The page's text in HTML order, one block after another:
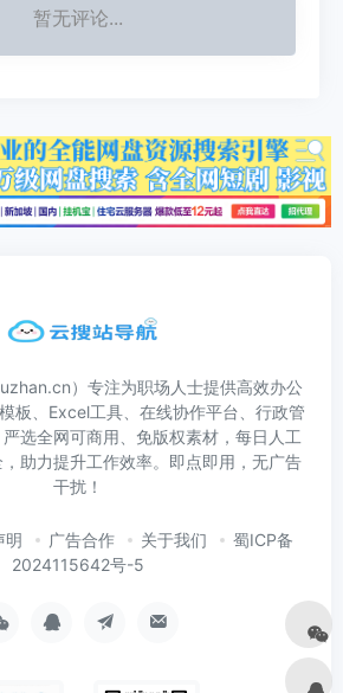
暂无评论...
）专注为职场人士提供高效办公
板、Excel工具、在线协作平台、行政管
选全网可商用、免版权素材，每日人工
助力提升工作效率。即点即用，无广告
干扰！
明 广告合作 关于我们
蜀ICP备
2024115642号-5